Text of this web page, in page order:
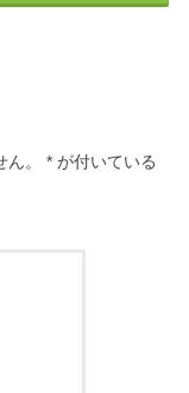
。 * が付いている